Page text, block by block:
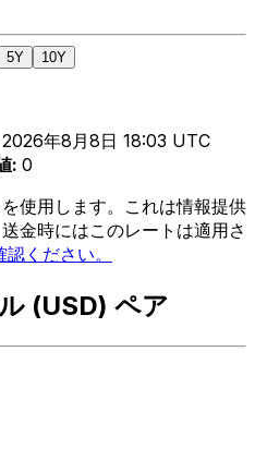
5Y 10Y
年8月8日 18:03 UTC
: 0
使用します。これは情報提供
金時にはこのレートは適用さ
ください。
(USD) ペア